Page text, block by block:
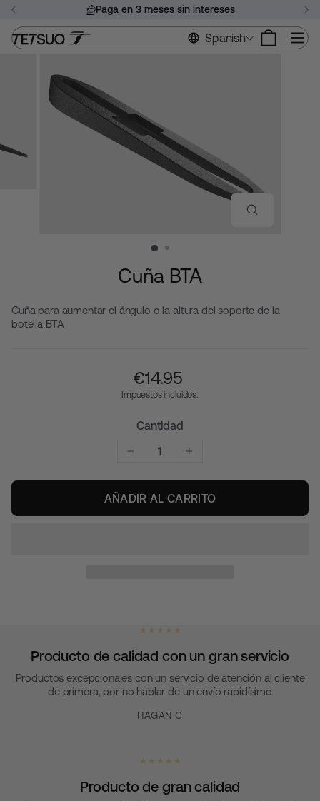
Saltar
contenido
Pausar
presentación
de
Paga en 3 meses sin intereses
Spanish
Cuña BTA
Cuña para aumentar el ángulo o la altura del soporte de la
botella BTA
€‎14.95
Impuestos incluidos.
Cantidad
AÑADIR AL CARRITO
★ ★ ★ ★ ★
Producto de calidad con un gran servicio
Productos excepcionales con un servicio de atención al cliente
de primera, por no hablar de un envío rapidísimo
HAGAN C
★ ★ ★ ★ ★
Producto de gran calidad